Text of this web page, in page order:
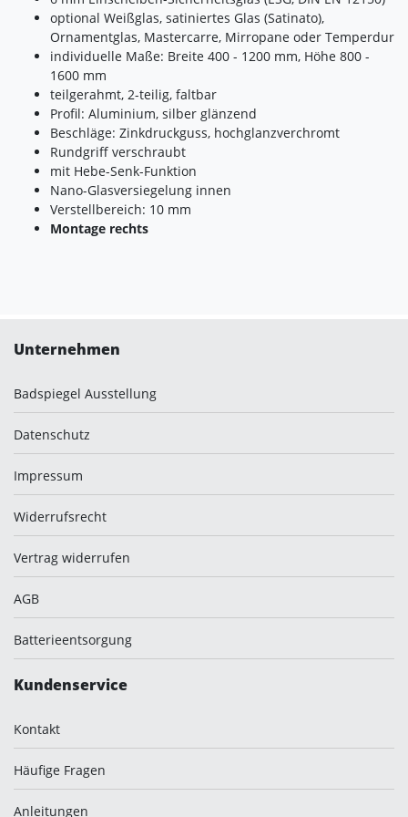
Impressum|Datenschutz
optional Weißglas, satiniertes Glas (Satinato),
Ornamentglas, Mastercarre, Mirropane oder Temperdur
individuelle Maße: Breite 400 - 1200 mm, Höhe 800 -
1600 mm
teilgerahmt, 2-teilig, faltbar
Profil: Aluminium, silber glänzend
Beschläge: Zinkdruckguss, hochglanzverchromt
Rundgriff verschraubt
mit Hebe-Senk-Funktion
Nano-Glasversiegelung innen
Verstellbereich: 10 mm
Montage rechts
Unternehmen
Badspiegel Ausstellung
Datenschutz
Impressum
Widerrufsrecht
Vertrag widerrufen
AGB
Batterieentsorgung
Kundenservice
Kontakt
Häufige Fragen
Anleitungen